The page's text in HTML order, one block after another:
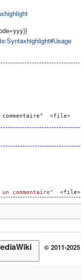
<file>
commentaire" <file>
© 2011-2025